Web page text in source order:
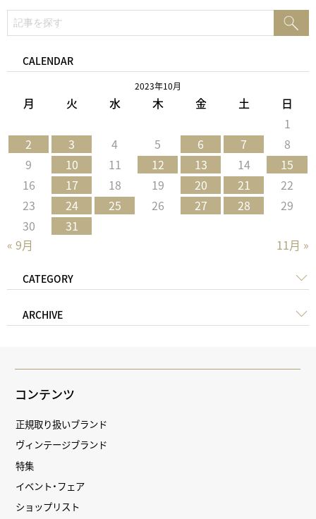
索:
CALENDAR
2023年10月
月 火 水 木 金 土 日
« 9月 11月 »
1
2
3 4 5 6 7
8
9
10 11 12 13 14
15
16
17 18 19 20 21
22
23
24 25 26 27 28
29
30
31
CATEGORY
ARCHIVE
コンテンツ
正規取り扱いブランド
ヴィンテージブランド
特集
イベント・フェア
ショップリスト